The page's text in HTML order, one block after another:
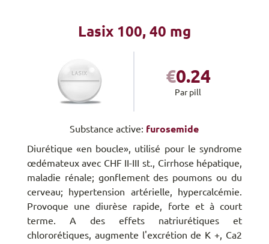
Lasix100, 40 mg
€0.24
Par pill
Substance active: furosemide
Diurétique «en boucle», utilisé pour le syndrome
œdémateux avec CHF II-III st., Cirrhose hépatique,
maladie rénale; gonflement des poumons ou du
cerveau; hypertension artérielle, hypercalcémie.
Provoque une diurèse rapide, forte et à court
terme. A des effets natriurétiques et
chlororétiques, augmente l'excrétion de K +, Ca2